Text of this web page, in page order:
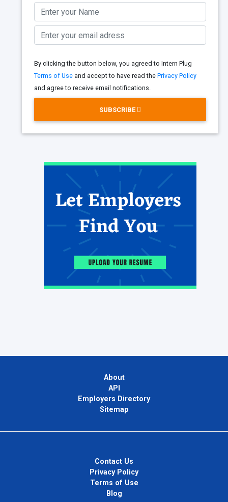
By clicking the button below, you agreed to Intern Plug
Terms of Use and accept to have read the Privacy Policy
and agree to receive email notifications.
SUBSCRIBE
About
API
Employers Directory
Sitemap
Contact Us
Privacy Policy
Terms of Use
Blog